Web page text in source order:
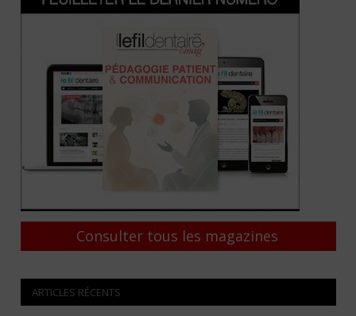
Consulter tous les magazines
ARTICLES RÉCENTS